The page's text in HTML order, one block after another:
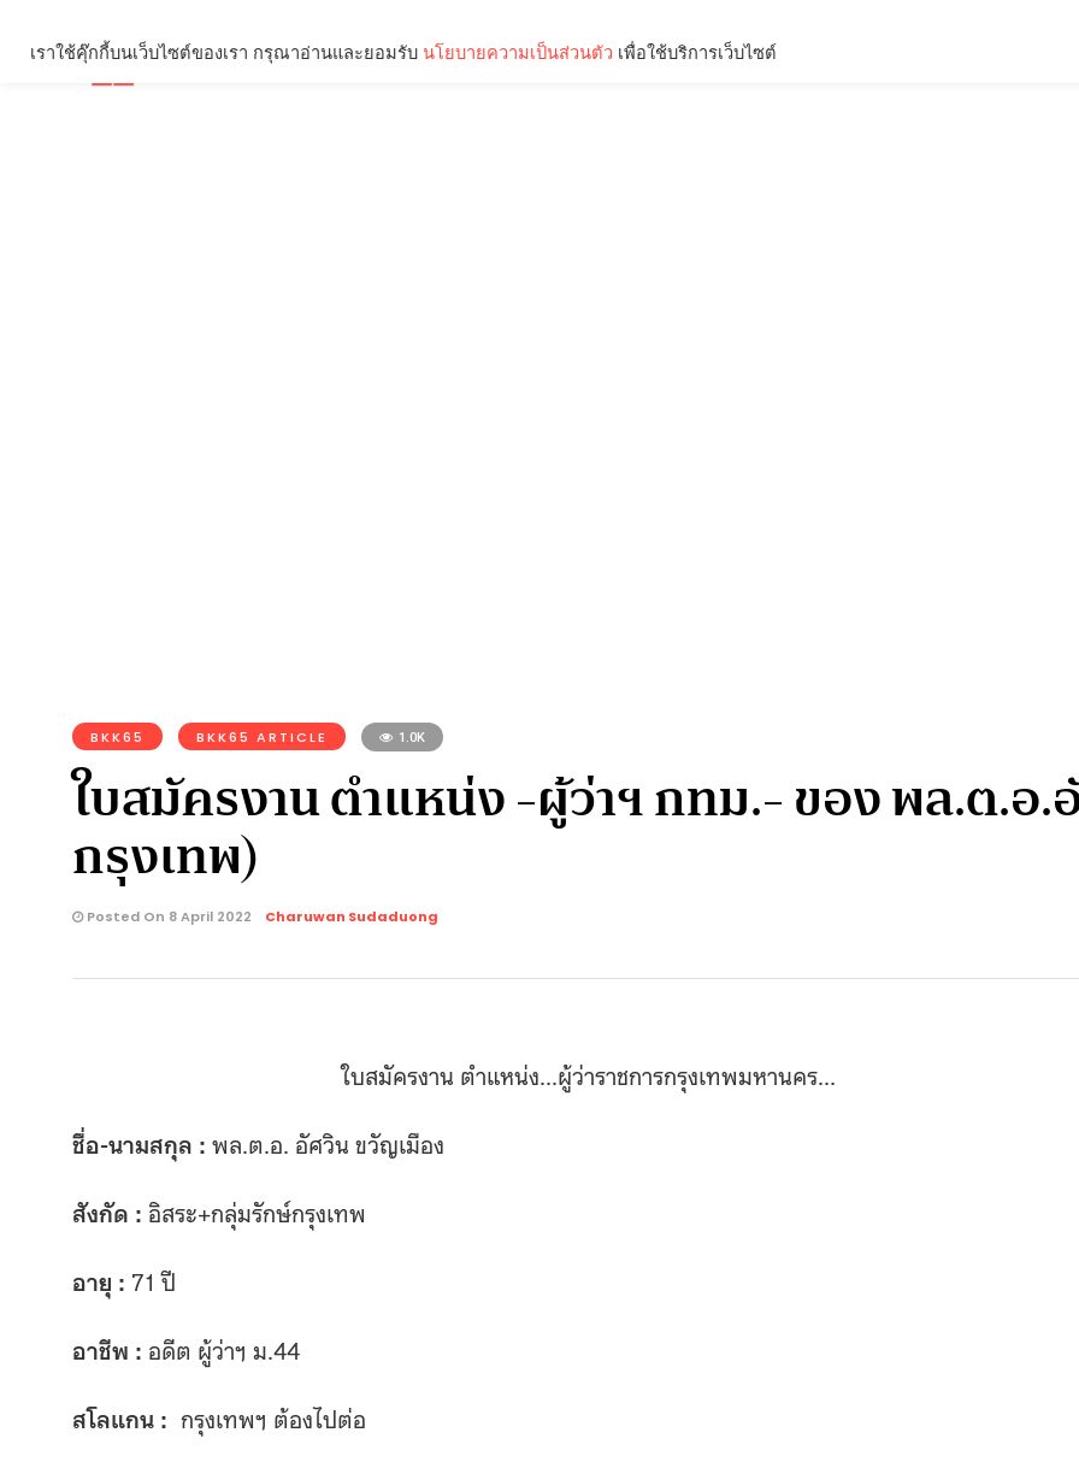
BKK65 BKK65 ARTICLE 1.0K
ใบสมัครงาน ตำแหน่ง -ผู้ว่าฯ กทม.- ของ พล.ต.อ
กรุงเทพ)
Posted On 8 April 2022 Charuwan Sudaduong
ใบสมัครงาน ตำแหน่ง…ผู้ว่าราชการกรุงเทพมหานคร…
ชื่อ-นามสกุล : พล.ต.อ. อัศวิน ขวัญเมือง
สังกัด : อิสระ+กลุ่มรักษ์กรุงเทพ
อายุ : 71 ปี
อาชีพ : อดีต ผู้ว่าฯ ม.44
สโลแกน : กรุงเทพฯ ต้องไปต่อ
เราใช้คุ๊กกี้บนเว็บไซต์ของเรา กรุณาอ่านและยอมรับ นโยบายความเป็นส่วนตัว เพื่อใช้บริการเว็บไซต์